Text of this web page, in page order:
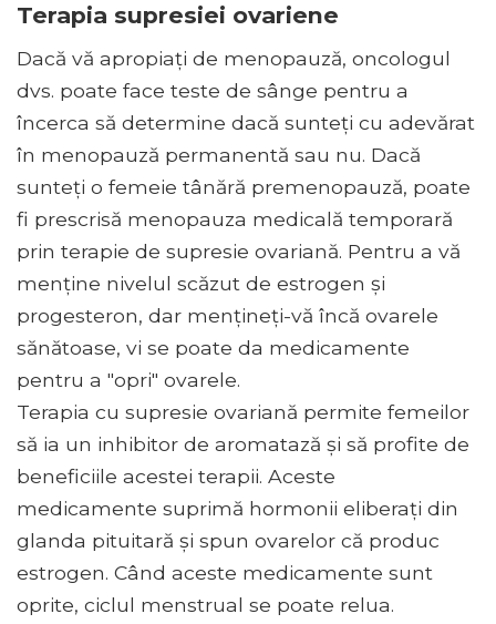
Terapia supresiei ovariene
Dacă vă apropiați de menopauză, oncologul
dvs. poate face teste de sânge pentru a
încerca să determine dacă sunteți cu adevărat
în menopauză permanentă sau nu. Dacă
sunteți o femeie tânără premenopauză, poate
fi prescrisă menopauza medicală temporară
prin terapie de supresie ovariană. Pentru a vă
menține nivelul scăzut de estrogen și
progesteron, dar mențineți-vă încă ovarele
sănătoase, vi se poate da medicamente
pentru a "opri" ovarele.
Terapia cu supresie ovariană permite femeilor
să ia un inhibitor de aromatază și să profite de
beneficiile acestei terapii. Aceste
medicamente suprimă hormonii eliberați din
glanda pituitară și spun ovarelor că produc
estrogen. Când aceste medicamente sunt
oprite, ciclul menstrual se poate relua.